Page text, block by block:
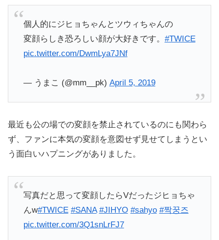
個人的にジヒョちゃんとツウィちゃんの
変顔らしき恐ろしい顔が大好きです。 #TWICE
pic.twitter.com/DwmLya7JNf
— うまこ (@mm__pk) April 5, 2019
最近も公の場での変顔を禁止されているのにも関わら
ず、ファンに本気の変顔を意図せず見せてしまうとい
う面白いハプニングがありました。
写真だと思って変顔したらVだったジヒョちゃ
んw#TWICE #SANA #JIHYO #sahyo #짝꿍즈
pic.twitter.com/3Q1snLrFJ7